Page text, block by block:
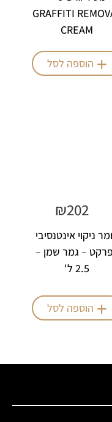
GRAFFITI
CREAM
הוספה לסל
ניקוי אינטנסיבי
– גמר שמן –
2.5 ל'
₪202
הוספה לסל